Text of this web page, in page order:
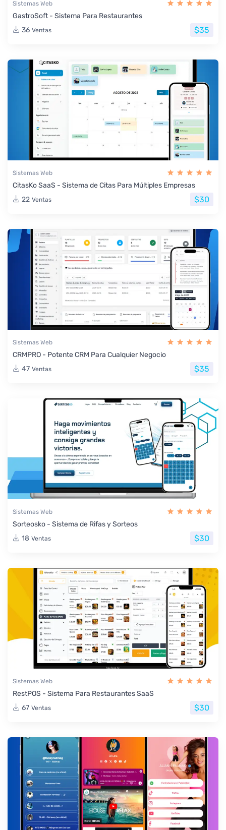
Sistemas Web
GastroSoft - Sistema Para Restaurantes
36 Ventas $35
Sistemas Web
CitasKo SaaS - Sistema de Citas Para Múltiples Empresas
22 Ventas $30
Sistemas Web
CRMPRO - Potente CRM Para Cualquier Negocio
47 Ventas $35
Sistemas Web
Sorteosko - Sistema de Rifas y Sorteos
18 Ventas $30
Sistemas Web
RestPOS - Sistema Para Restaurantes SaaS
67 Ventas $30